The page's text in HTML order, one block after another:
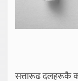
सत्तारूढ दलहरूकै